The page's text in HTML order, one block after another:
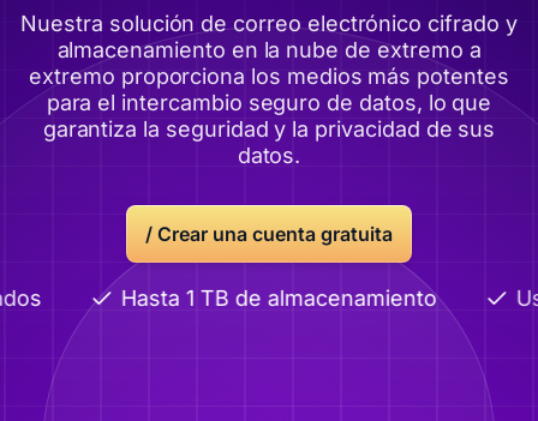
Nuestra solución de correo electrónico cifrado y
almacenamiento en la nube de extremo a
extremo proporciona los medios más potentes
para el intercambio seguro de datos, lo que
garantiza la seguridad y la privacidad de sus
datos.
/ Crear una cuenta gratuita
Hasta 1 TB de almacenamiento